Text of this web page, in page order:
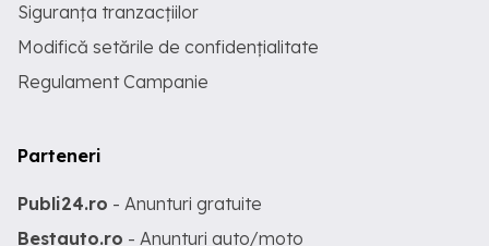
Siguranța tranzacțiilor
Modifică setările de confidențialitate
Regulament Campanie
Parteneri
Publi24.ro - Anunturi gratuite
Bestauto.ro - Anunturi auto/moto